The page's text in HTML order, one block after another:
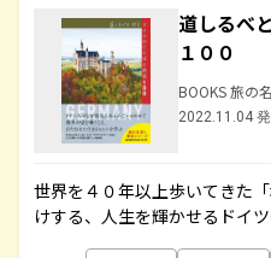
道しるべ
１００
BOOKS 旅の
2022.11.04
世界を４０年以上歩いてきた
けする、人生を輝かせるドイ